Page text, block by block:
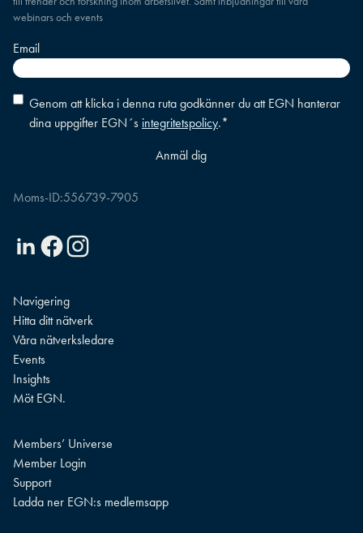
webinars och events
Email
Consent*
Genom att klicka i denna ruta godkänner du att EGN hanterar
dina uppgifter EGN´s integritetspolicy.*
Moms-ID:556739-7905
LinkedinFacebookInstagram
Navigering
Hitta ditt nätverk
Våra nätverksledare
Events
Insights
Möt EGN.
Members’ Universe
Member Login
Support
Ladda ner EGN:s medlemsapp